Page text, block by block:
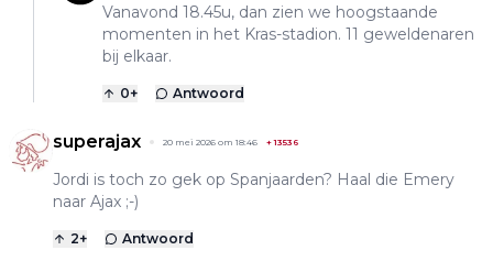
Vanavond 18.45u, dan zien we hoogstaande
momenten in het Kras-stadion. 11 geweldenaren
bij elkaar.
0+ Antwoord
superajax 20 mei 2026 om 18:46 +13536
Jordi is toch zo gek op Spanjaarden? Haal die Emery
naar Ajax ;-)
2+ Antwoord